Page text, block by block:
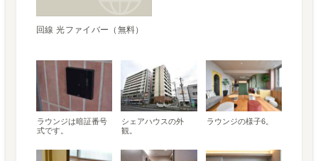
回線 光ファイバー（無料）
ラウンジは暗証番号
式です。
シェアハウスの外
観。
ラウンジの様子6。